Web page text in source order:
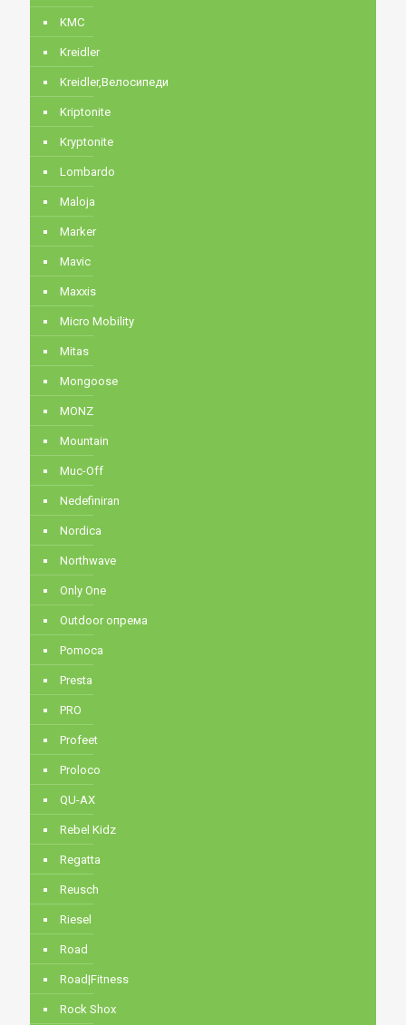
KMC
Kreidler
Kreidler,Велосипеди
Kriptonite
Kryptonite
Lombardo
Maloja
Marker
Mavic
Maxxis
Micro Mobility
Mitas
Mongoose
MONZ
Mountain
Muc-Off
Nedefiniran
Nordica
Northwave
Only One
Outdoor опрема
Pomoca
Presta
PRO
Profeet
Proloco
QU-AX
Rebel Kidz
Regatta
Reusch
Riesel
Road
Road|Fitness
Rock Shox